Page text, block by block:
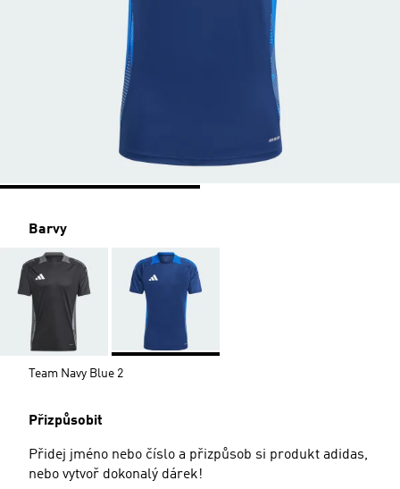
Barvy
Team Navy Blue 2
Přizpůsobit
Přidej jméno nebo číslo a přizpůsob si produkt adidas,
nebo vytvoř dokonalý dárek!